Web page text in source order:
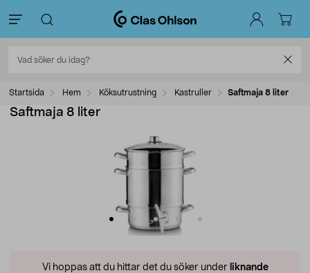
Startsida Hem Köksutrustning Kastruller Saftmaja 8 liter
Saftmaja 8 liter
Vi hoppas att du hittar det du söker under liknande